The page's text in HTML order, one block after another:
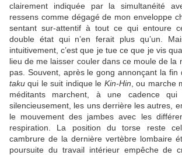
clairement indiquée par la simultanéité
ressens comme dégagé de mon enveloppe
sentant sur-attentif à tout ce qui entoure
double état qui n’en ferait plus qu’un.
intuitivement, c’est que je tue ce que je vis
lieu de me laisser couler dans ce moule de la
pas. Souvent, après le gong annonçant la fin
taku qui le suit indique le Kin-Hin , ou marche
méditants marchent, à une cadence
silencieusement, les uns derrière les autres,
le mouvement des jambes avec les
respiration. La position du torse reste
cambrure de la dernière vertèbre lombaire
poursuite du travail intérieur empêche de